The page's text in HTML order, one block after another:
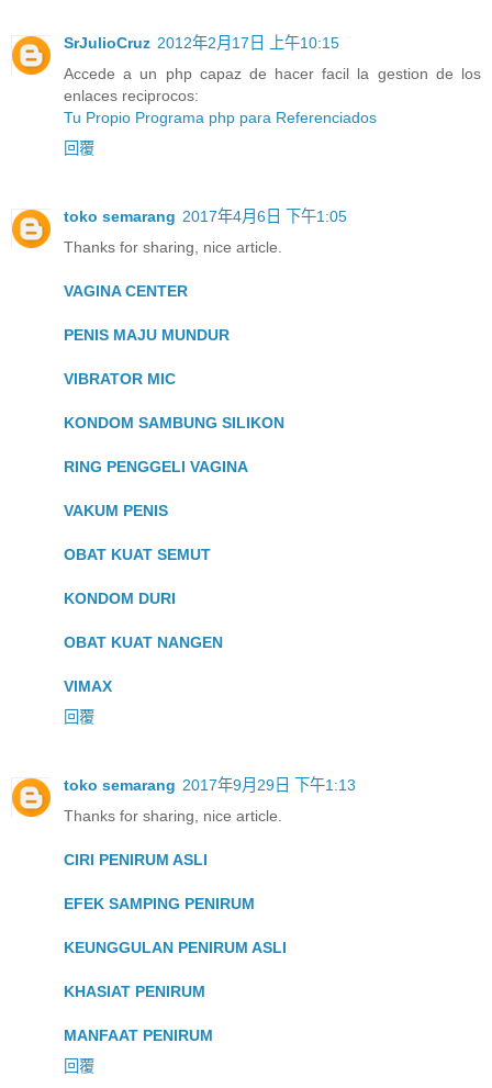
SrJulioCruz 2012年2月17日 上午10:15
Accede a un php capaz de hacer facil la gestion de los
enlaces reciprocos:
Tu Propio Programa php para Referenciados
回覆
toko semarang 2017年4月6日 下午1:05
Thanks for sharing, nice article.
VAGINA CENTER
PENIS MAJU MUNDUR
VIBRATOR MIC
KONDOM SAMBUNG SILIKON
RING PENGGELI VAGINA
VAKUM PENIS
OBAT KUAT SEMUT
KONDOM DURI
OBAT KUAT NANGEN
VIMAX
回覆
toko semarang 2017年9月29日 下午1:13
Thanks for sharing, nice article.
CIRI PENIRUM ASLI
EFEK SAMPING PENIRUM
KEUNGGULAN PENIRUM ASLI
KHASIAT PENIRUM
MANFAAT PENIRUM
回覆